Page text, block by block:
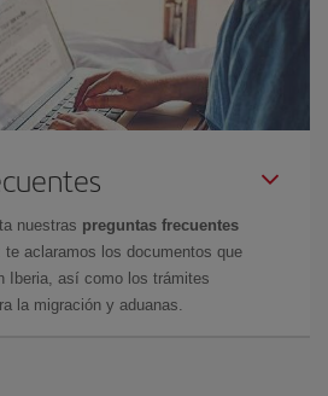
nuestras preguntas frecuentes
te aclaramos los documentos que
Iberia, así como los trámites
la migración y aduanas.